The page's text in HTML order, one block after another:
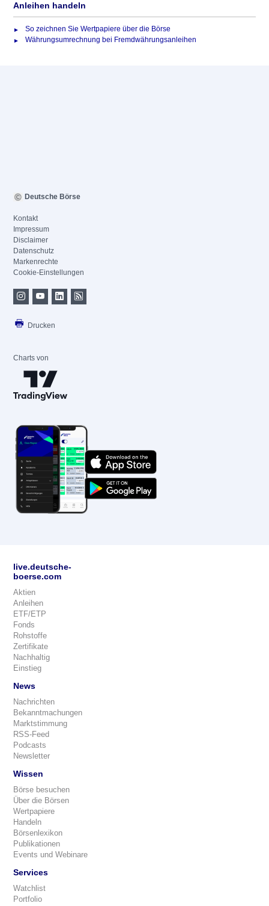
Anleihen handeln
So zeichnen Sie Wertpapiere über die Börse
Währungsumrechnung bei Fremdwährungsanleihen
Deutsche Börse
Kontakt
Impressum
Disclaimer
Datenschutz
Markenrechte
Cookie-Einstellungen
Drucken
Charts von
live.deutsche-
boerse.com
Aktien
Anleihen
ETF/ETP
Fonds
Rohstoffe
Zertifikate
Nachhaltig
Einstieg
News
Nachrichten
Bekanntmachungen
Marktstimmung
RSS-Feed
Podcasts
Newsletter
Wissen
Börse besuchen
Über die Börsen
Wertpapiere
Handeln
Börsenlexikon
Publikationen
Events und Webinare
Services
Watchlist
Portfolio